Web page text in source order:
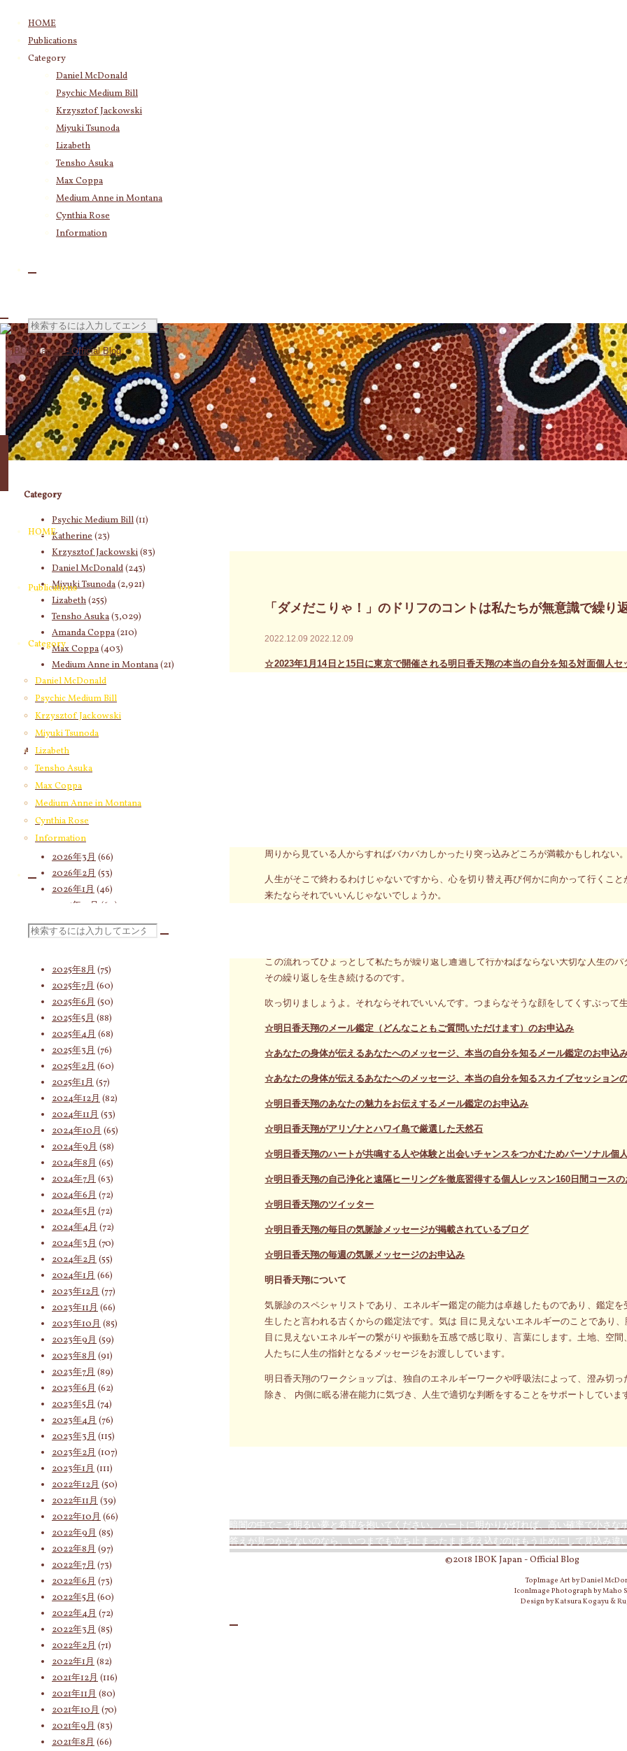
HOME
Publications
Category
Daniel McDonald
Psychic Medium Bill
Krzysztof Jackowski
Miyuki Tsunoda
Lizabeth
Tensho Asuka
Max Coppa
Medium Anne in Montana
Cynthia Rose
Information
検
索
対
象:
HOME
Publications
Category
Daniel McDonald
Psychic Medium Bill
Krzysztof Jackowski
Miyuki Tsunoda
Lizabeth
Tensho Asuka
Max Coppa
Medium Anne in Montana
Cynthia Rose
Information
検
「ダメだこりゃ！」のドリフのコントは私たちが無意識で繰り
2022.12.09 2022.12.09
☆2023年1月14日と15日に東京で開催される明日香天翔の本当の自分を知る対面個人
周りから見ている人からすればバカバカしかったり突っ込みどころが満載かもしれない
人生がそこで終わるわけじゃないですから、心を切り替え再び何かに向かって行くこ
来たならそれでいいんじゃないでしょうか。
この流れってひょっとして私たちが繰り返し通過して行かねばならない大切な人生の
その繰り返しを生き続けるのです。
吹っ切りましょうよ。それならそれでいいんです。つまらなそうな顔をしてくすぶって
☆明日香天翔のメール鑑定（どんなこともご質問いただけます）のお申込み
☆あなたの身体が伝えるあなたへのメッセージ、本当の自分を知るメール鑑定のお申込
☆あなたの身体が伝えるあなたへのメッセージ、本当の自分を知るスカイプセッション
☆明日香天翔のあなたの魅力をお伝えするメール鑑定のお申込み
☆明日香天翔がアリゾナとハワイ島で厳選した天然石
☆明日香天翔のハートが共鳴する人や体験と出会いチャンスをつかむためパーソナル個
☆明日香天翔の自己浄化と遠隔ヒーリングを徹底習得する個人レッスン160日間コースの
☆明日香天翔のツイッター
☆明日香天翔の毎日の気脈診メッセージが掲載されているブログ
☆明日香天翔の毎週の気脈メッセージのお申込み
明日香天翔について
気脈診のスペシャリストであり、エネルギー鑑定の能力は卓越したものであり、鑑定
生したと言われる古くからの鑑定法です。気は 目に見えないエネルギーのことであり
目に見えないエネルギーの繋がりや振動を五感で感じ取り、言葉にします。土地、空
人たちに人生の指針となるメッセージをお渡ししています。
明日香天翔のワークショップは、独自のエネルギーワークや呼吸法によって、澄み切
除き、 内側に眠る潜在能力に気づき、人生で適切な判断をすることをサポートしていま
Category
Psychic Medium Bill(11)
Katherine(23)
Krzysztof Jackowski(83)
Daniel McDonald(243)
Miyuki Tsunoda(2,921)
Lizabeth(255)
Tensho Asuka(3,029)
Amanda Coppa(210)
Max Coppa(403)
Medium Anne in Montana(21)
Cynthia Rose(4)
Archives
2026年7月
2026年6月(60)
2026年5月
2026年4月
2026年3月 (66)
2026年2月 (53)
2026年1月 (46)
2025年12月 (60)
2025年11月(55)
2025年10月(66)
2025年8月 (75)
2025年7月 (60)
2025年6月 (50)
2025年5月 (88)
2025年4月 (68)
2025年3月 (76)
2025年2月 (60)
2025年1月 (57)
2024年12月 (82)
2024年11月 (53)
2024年10月 (65)
2024年9月 (58)
2024年8月 (65)
2024年7月 (63)
2024年6月 (72)
2024年5月 (72)
2024年4月 (72)
2024年3月 (70)
2024年2月 (55)
2024年1月 (66)
2023年12月 (77)
2023年11月 (66)
2023年10月 (85)
2023年9月 (59)
2023年8月 (91)
2023年7月 (89)
2023年6月 (62)
2023年5月 (74)
2023年4月 (76)
2023年3月 (115)
2023年2月 (107)
2023年1月 (111)
2022年12月 (50)
2022年11月 (39)
2022年10月 (66)
2022年9月 (85)
2022年8月 (97)
2022年7月 (73)
2022年6月 (73)
2022年5月 (60)
2022年4月 (72)
2022年3月 (85)
2022年2月 (71)
2022年1月 (82)
2021年12月 (116)
2021年11月 (80)
2021年10月 (70)
2021年9月 (83)
2021年8月 (66)
暗闇の中でこそ明るい夢と希望を抱いてください。ハートに明かりが灯れば、高い確率で小さな
答えが見つからないのなら、いつまでも立ち止まったまま考え込むのはもう止めにして見込み違
©2018 IBOK Japan - Official Blog
TopImage Art by Daniel
IconImage Photograph by Maho
Design by Katsura Kogayu &